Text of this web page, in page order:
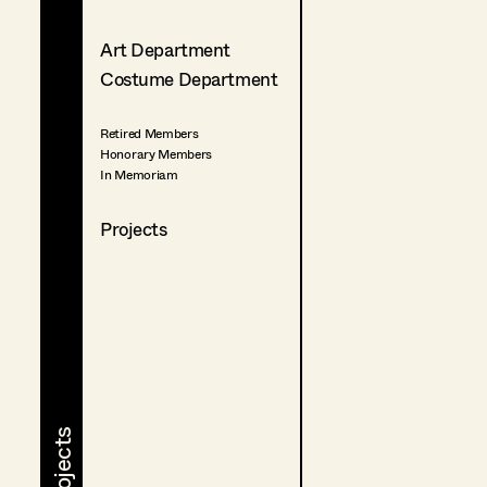
Art Department
Costume Department
Retired Members
Honorary Members
In Memoriam
Projects